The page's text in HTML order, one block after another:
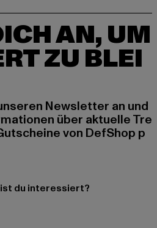
AN, UM
ZU BLEI
Newsletter an und
über aktuelle Tre
von DefShop p
du interessiert?